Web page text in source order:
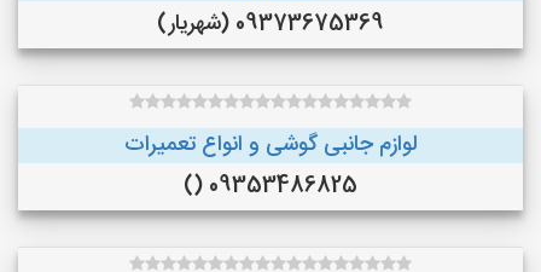
09373675369 (شهریار)
لوازم جانبی گوشی و انواع تعمیرات
09353486825 ()